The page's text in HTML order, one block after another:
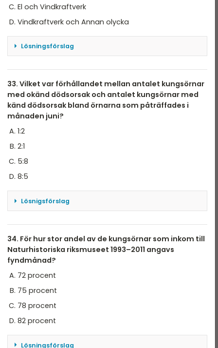
El och Vindkraftverk
Vindkraftverk och Annan olycka
Lösningsförslag
101.
A: 20+84 =104
B: 20+4 =24
C: 84+4 =88
D: 4+16 =20
Svar: A
33. Vilket var förhållandet mellan antalet kungsörnar
med okänd dödsorsak och antalet kungsörnar med
känd dödsorsak bland örnarna som påträffades i
månaden juni?
1:2
2:1
5:8
8:5
Lösnigsförslag
ungefär 24, antal kungsörnar med känd
dödsorsak ges av totalt ungefär 38 subtraherat
med antal kungsörnar med känd dödsorsak 24
blir 14, förhållandet blir 24 till 14 eller 3:2=1,5, vilket
Svar: D
34. För hur stor andel av de kungsörnar som inkom till
Naturhistoriska riksmuseet 1993–2011 angavs
fyndmånad?
72 procent
75 procent
78 procent
82 procent
Lösningsförslag